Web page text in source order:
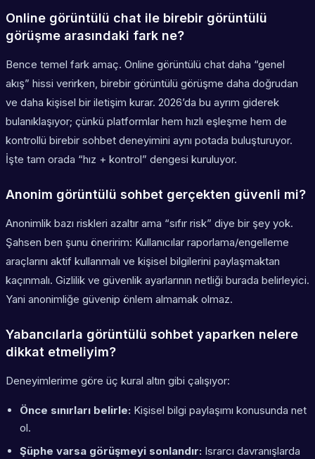
Online görüntülü chat ile birebir görüntülü
görüşme arasındaki fark ne?
Bence temel fark amaç. Online görüntülü chat daha “genel
akış” hissi verirken, birebir görüntülü görüşme daha doğrudan
ve daha kişisel bir iletişim kurar. 2026’da bu ayrım giderek
bulanıklaşıyor; çünkü platformlar hem hızlı eşleşme hem de
kontrollü birebir sohbet deneyimini aynı potada buluşturuyor.
İşte tam orada “hız + kontrol” dengesi kuruluyor.
Anonim görüntülü sohbet gerçekten güvenli mi?
Anonimlik bazı riskleri azaltır ama “sıfır risk” diye bir şey yok.
Şahsen ben şunu öneririm: Kullanıcılar raporlama/engelleme
araçlarını aktif kullanmalı ve kişisel bilgilerini paylaşmaktan
kaçınmalı. Gizlilik ve güvenlik ayarlarının netliği burada belirleyici.
Yani anonimliğe güvenip önlem almamak olmaz.
Yabancılarla görüntülü sohbet yaparken nelere
dikkat etmeliyim?
Deneyimlerime göre üç kural altın gibi çalışıyor:
Önce sınırları belirle: Kişisel bilgi paylaşımı konusunda net
ol.
Şüphe varsa görüşmeyi sonlandır: Israrcı davranışlarda